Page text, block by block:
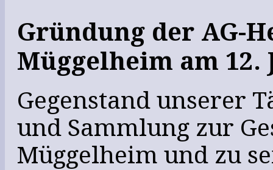
Gründung der AG-
Müggelheim am 12.
Gegenstand unserer
und Sammlung zur
Müggelheim und zu